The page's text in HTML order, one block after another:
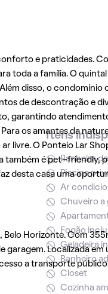
e praticidades.
toda a família. O
disso, o
de descontração e
garantindo
os amantes da
livre. O Ponteio Lar
também é pet-friendly,
desta casa uma
Belo Horizonte. Com
garagem. Localizada
a transporte
Itens
Banheira
Piscina
Ar
Chuveiro a
Fogão
Geladeira
Banheiro
Closet
Cozinha